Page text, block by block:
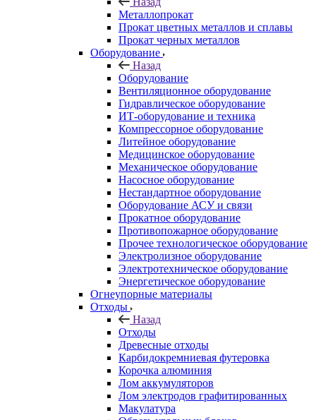
Металлопрокат
Прокат цветных металлов и сплавы
Прокат черных металлов
Оборудование
Назад
Оборудование
Вентиляционное оборудование
Гидравлическое оборудование
ИТ-оборудование и техника
Компрессорное оборудование
Литейное оборудование
Медицинское оборудование
Механическое оборудование
Насосное оборудование
Нестандартное оборудование
Оборудование АСУ и связи
Прокатное оборудование
Противопожарное оборудование
Прочее технологическое оборудование
Электролизное оборудование
Электротехническое оборудование
Энергетическое оборудование
Огнеупорные материалы
Отходы
Назад
Отходы
Древесные отходы
Карбидокремниевая футеровка
Корочка алюминия
Лом аккумуляторов
Лом электродов графитированных
Макулатура